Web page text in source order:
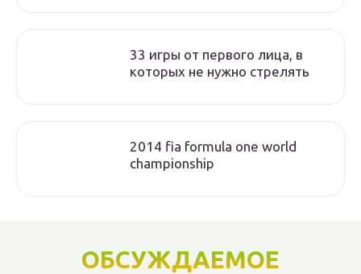
33 игры от первого лица, в
которых не нужно стрелять
2014 fia formula one world
championship
ОБСУЖДАЕМОЕ